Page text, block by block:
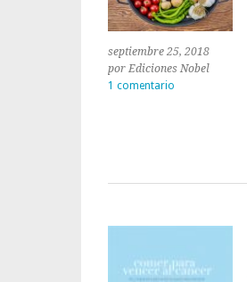
septiembre 25, 2018
por Ediciones Nobel
1 comentario